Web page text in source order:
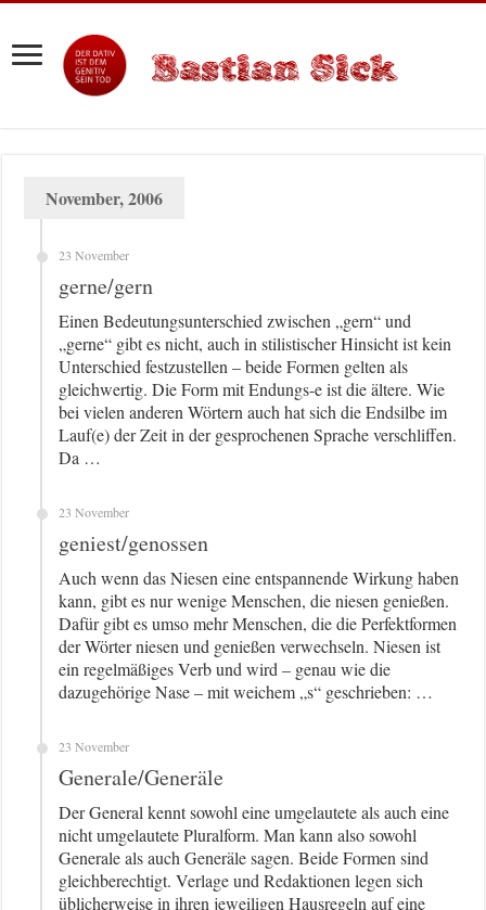
November, 2006
23 November
gerne/gern
Einen Bedeutungsunterschied zwischen „gern“ und
„gerne“ gibt es nicht, auch in stilistischer Hinsicht ist kein
Unterschied festzustellen – beide Formen gelten als
gleichwertig. Die Form mit Endungs-e ist die ältere. Wie
bei vielen anderen Wörtern auch hat sich die Endsilbe im
Lauf(e) der Zeit in der gesprochenen Sprache verschliffen.
Da …
23 November
geniest/genossen
Auch wenn das Niesen eine entspannende Wirkung haben
kann, gibt es nur wenige Menschen, die niesen genießen.
Dafür gibt es umso mehr Menschen, die die Perfektformen
der Wörter niesen und genießen verwechseln. Niesen ist
ein regelmäßiges Verb und wird – genau wie die
dazugehörige Nase – mit weichem „s“ geschrieben: …
23 November
Generale/Generäle
Der General kennt sowohl eine umgelautete als auch eine
nicht umgelautete Pluralform. Man kann also sowohl
Generale als auch Generäle sagen. Beide Formen sind
gleichberechtigt. Verlage und Redaktionen legen sich
üblicherweise in ihren jeweiligen Hausregeln auf eine